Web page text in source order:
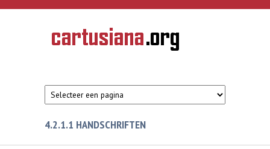
Overslaan en naar de inhoud gaan
CARTUSIANA
Geschiedenis
van de
4.2.1.1 HANDSCHRIFTEN